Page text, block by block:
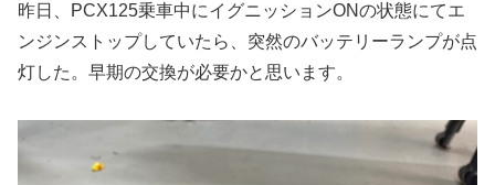
昨日、PCX125乗車中にイグニッションONの状態にてエ
ンジンストップしていたら、突然のバッテリーランプが点
灯した。早期の交換が必要かと思います。